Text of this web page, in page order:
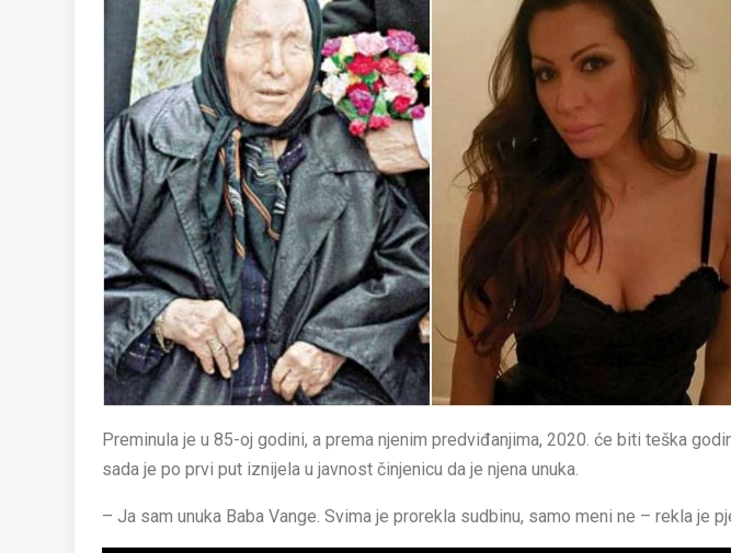
Preminula je u 85-oj godini, a prema njenim predviđanjima, 2020. će biti teška
sada je po prvi put iznijela u javnost činjenicu da je njena unuka.
– Ja sam unuka Baba Vange. Svima je prorekla sudbinu, samo meni ne – rekla je